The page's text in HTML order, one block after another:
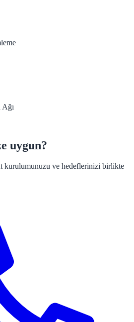
uygun?
kurulumunuzu ve hedeflerinizi birlikte